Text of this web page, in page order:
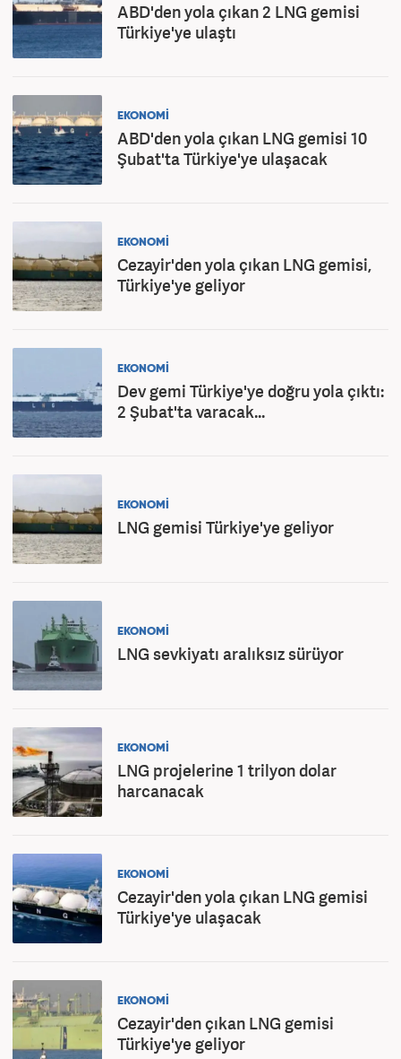
ABD'den yola çıkan 2 LNG gemisi
Türkiye'ye ulaştı
EKONOMİ
ABD'den yola çıkan LNG gemisi 10
Şubat'ta Türkiye'ye ulaşacak
EKONOMİ
Cezayir'den yola çıkan LNG gemisi,
Türkiye'ye geliyor
EKONOMİ
Dev gemi Türkiye'ye doğru yola çıktı:
2 Şubat'ta varacak...
EKONOMİ
LNG gemisi Türkiye'ye geliyor
EKONOMİ
LNG sevkiyatı aralıksız sürüyor
EKONOMİ
LNG projelerine 1 trilyon dolar
harcanacak
EKONOMİ
Cezayir'den yola çıkan LNG gemisi
Türkiye'ye ulaşacak
EKONOMİ
Cezayir'den çıkan LNG gemisi
Türkiye'ye geliyor